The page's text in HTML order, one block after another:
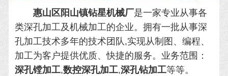
惠山区阳山镇钻星机械厂是一家专业从事各
类深孔加工及机械加工的企业。拥有一批从事深
孔加工技术多年的技术团队,实现从制图、编程、
加工为客户提供优质、快捷的服务。业务范围：
深孔镗加工,数控深孔加工,深孔钻加工等等。